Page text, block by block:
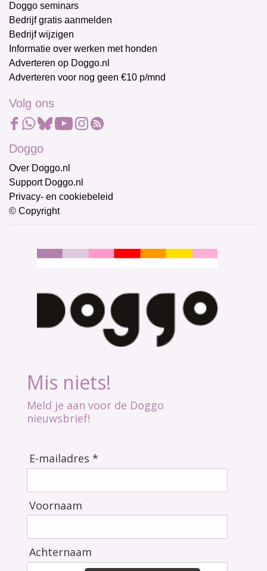
Doggo seminars
Bedrijf gratis aanmelden
Bedrijf wijzigen
Informatie over werken met honden
Adverteren op Doggo.nl
Adverteren voor nog geen €10 p/mnd
Volg ons
Doggo
Over Doggo.nl
Support Doggo.nl
Privacy- en cookiebeleid
© Copyright
Mis niets!
Meld je aan voor de Doggo
nieuwsbrief!
E-mailadres *
Voornaam
Achternaam